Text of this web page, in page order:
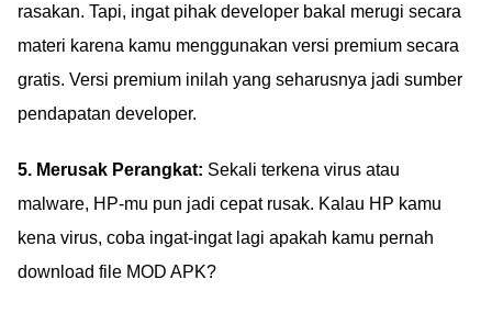
rasakan. Tapi, ingat pihak developer bakal merugi secara
materi karena kamu menggunakan versi premium secara
gratis. Versi premium inilah yang seharusnya jadi sumber
pendapatan developer.
5. Merusak Perangkat: Sekali terkena virus atau
malware, HP-mu pun jadi cepat rusak. Kalau HP kamu
kena virus, coba ingat-ingat lagi apakah kamu pernah
download file MOD APK?